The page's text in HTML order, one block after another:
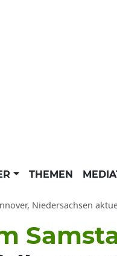
THEMEN
Niedersachsen